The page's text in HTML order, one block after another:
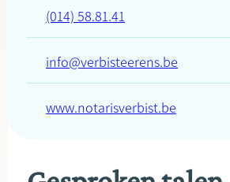
(014) 58.81.41
info@verbisteerens.be
www.notarisverbist.be